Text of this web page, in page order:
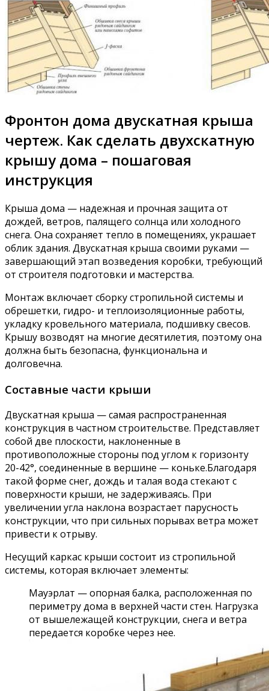
Фронтон дома двускатная крыша
чертеж. Как сделать двухскатную
крышу дома – пошаговая
инструкция
Крыша дома — надежная и прочная защита от
дождей, ветров, палящего солнца или холодного
снега. Она сохраняет тепло в помещениях, украшает
облик здания. Двускатная крыша своими руками —
завершающий этап возведения коробки, требующий
от строителя подготовки и мастерства.
Монтаж включает сборку стропильной системы и
обрешетки, гидро- и теплоизоляционные работы,
укладку кровельного материала, подшивку свесов.
Крышу возводят на многие десятилетия, поэтому она
должна быть безопасна, функциональна и
долговечна.
Составные части крыши
Двускатная крыша — самая распространенная
конструкция в частном строительстве. Представляет
собой две плоскости, наклоненные в
противоположные стороны под углом к горизонту
20-42°, соединенные в вершине — коньке.Благодаря
такой форме снег, дождь и талая вода стекают с
поверхности крыши, не задерживаясь. При
увеличении угла наклона возрастает парусность
конструкции, что при сильных порывах ветра может
привести к отрыву.
Несущий каркас крыши состоит из стропильной
системы, которая включает элементы:
Мауэрлат — опорная балка, расположенная по
периметру дома в верхней части стен. Нагрузка
от вышележащей конструкции, снега и ветра
передается коробке через нее.